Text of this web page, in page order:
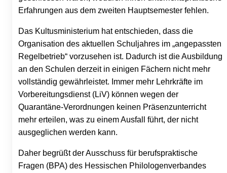
Erfahrungen aus dem zweiten Hauptsemester fehlen.
Das Kultusministerium hat entschieden, dass die
Organisation des aktuellen Schuljahres im „angepassten
Regelbetrieb“ vorzusehen ist. Dadurch ist die Ausbildung
an den Schulen derzeit in einigen Fächern nicht mehr
vollständig gewährleistet. Immer mehr Lehrkräfte im
Vorbereitungsdienst (LiV) können wegen der
Quarantäne-Verordnungen keinen Präsenzunterricht
mehr erteilen, was zu einem Ausfall führt, der nicht
ausgeglichen werden kann.
Daher begrüßt der Ausschuss für berufspraktische
Fragen (BPA) des Hessischen Philologenverbandes